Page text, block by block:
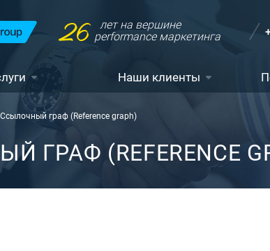
26
лет на вершине
performance маркетинга
Наши клиенты
Ссылочный граф (Reference graph)
(REFERENCE